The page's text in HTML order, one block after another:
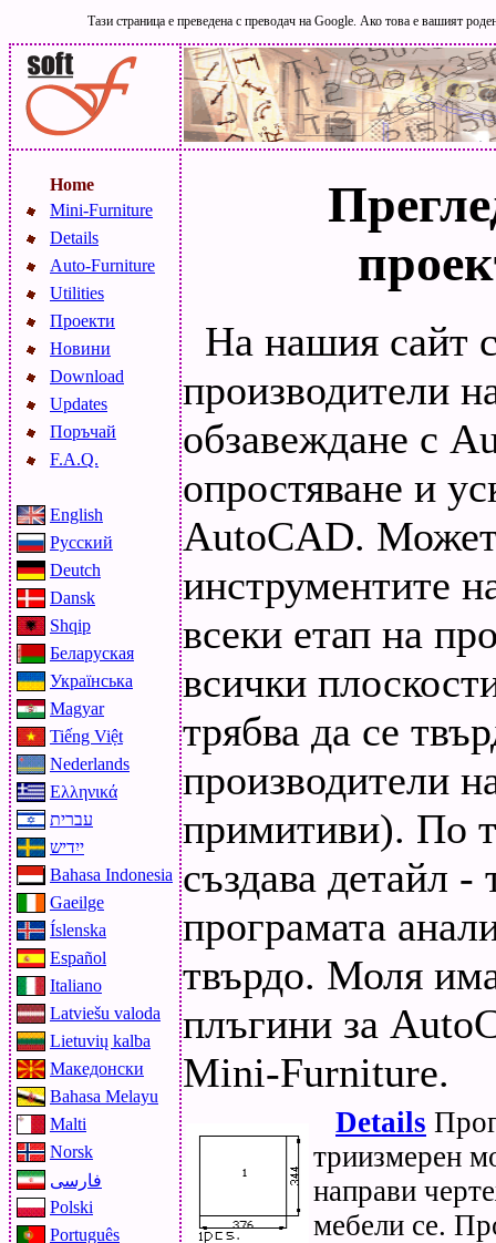
Тази страница е преведена с преводач на Google. Ако това е вашият
Home
Mini-Furniture
Details
Auto-Furniture
Utilities
Проекти
Новини
Download
Updates
Поръчай
F.A.Q.
English
Русский
Deutch
Dansk
Shqip
Беларуская
Українська
Magyar
Tiếng Việt
Nederlands
Ελληνικά
עברית
ייִדיש
Bahasa Indonesia
Gaeilge
Íslenska
Español
Italiano
Latviešu valoda
Lietuvių kalba
Македонски
Bahasa Melayu
Malti
Norsk
فارسی
Polski
Português
На нашия сайт
производители
обзавеждане с
опростяване и
AutoCAD.
инструментите
всеки етап на
всички
трябва да се
производители
примитиви). По
създава детайл -
програмата
твърдо. Моля
плъгини за
Mini-Furniture.
Details
триизмерен
направи
мебели се.